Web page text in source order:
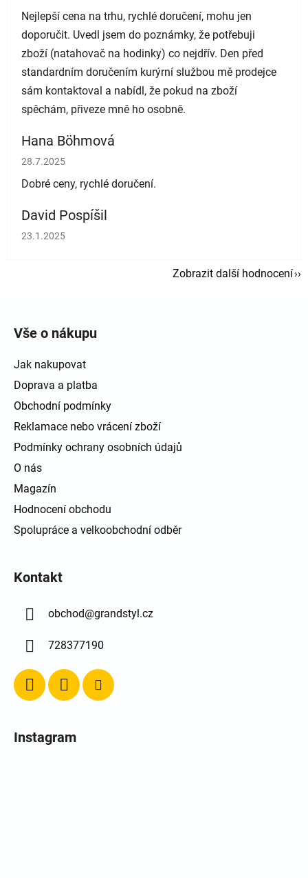
Nejlepší cena na trhu, rychlé doručení, mohu jen
doporučit. Uvedl jsem do poznámky, že potřebuji
zboží (natahovač na hodinky) co nejdřív. Den před
standardním doručením kurýrní službou mě prodejce
sám kontaktoval a nabídl, že pokud na zboží
spěchám, přiveze mně ho osobně.
Hana Böhmová
Hodnocení obchodu je 5 z 5 hvězdiček.
28.7.2025
Dobré ceny, rychlé doručení.
David Pospíšil
Hodnocení obchodu je 5 z 5 hvězdiček.
23.1.2025
Zobrazit další hodnocení
Vše o nákupu
Jak nakupovat
Doprava a platba
Obchodní podmínky
Reklamace nebo vrácení zboží
Podmínky ochrany osobních údajů
O nás
Magazín
Hodnocení obchodu
Spolupráce a velkoobchodní odběr
Kontakt
obchod@grandstyl.cz
728377190
Instagram